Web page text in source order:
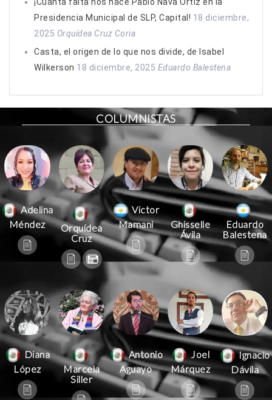
Presidencia Municipal de SLP, Capital! 18 diciembre,
2025 Orquídea Cruz Coria
Casta, el origen de lo que nos divide, de Isabel
Wilkerson 18 diciembre, 2025 Eduardo Balestena
COLUMNISTAS
Adelina
Méndez
Orquídea
Cruz
Victor
Mamani
Ghisselle
Ávila
Eduardo
Balestena
Diana
López
Marcela
Siller
Antonio
Aguayo
Joel
Márquez
Ignacio
Dávila